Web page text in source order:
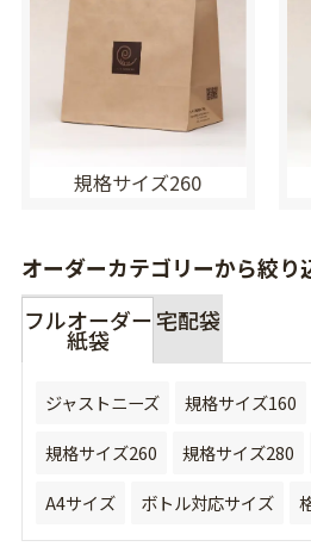
規格サイズ260
オーダーカテゴリーから絞り
フルオーダー
紙袋
宅配袋
ジャストニーズ 規格サイズ160
規格サイズ260
規格サイズ280
A4サイズ
ボトル対応サイズ